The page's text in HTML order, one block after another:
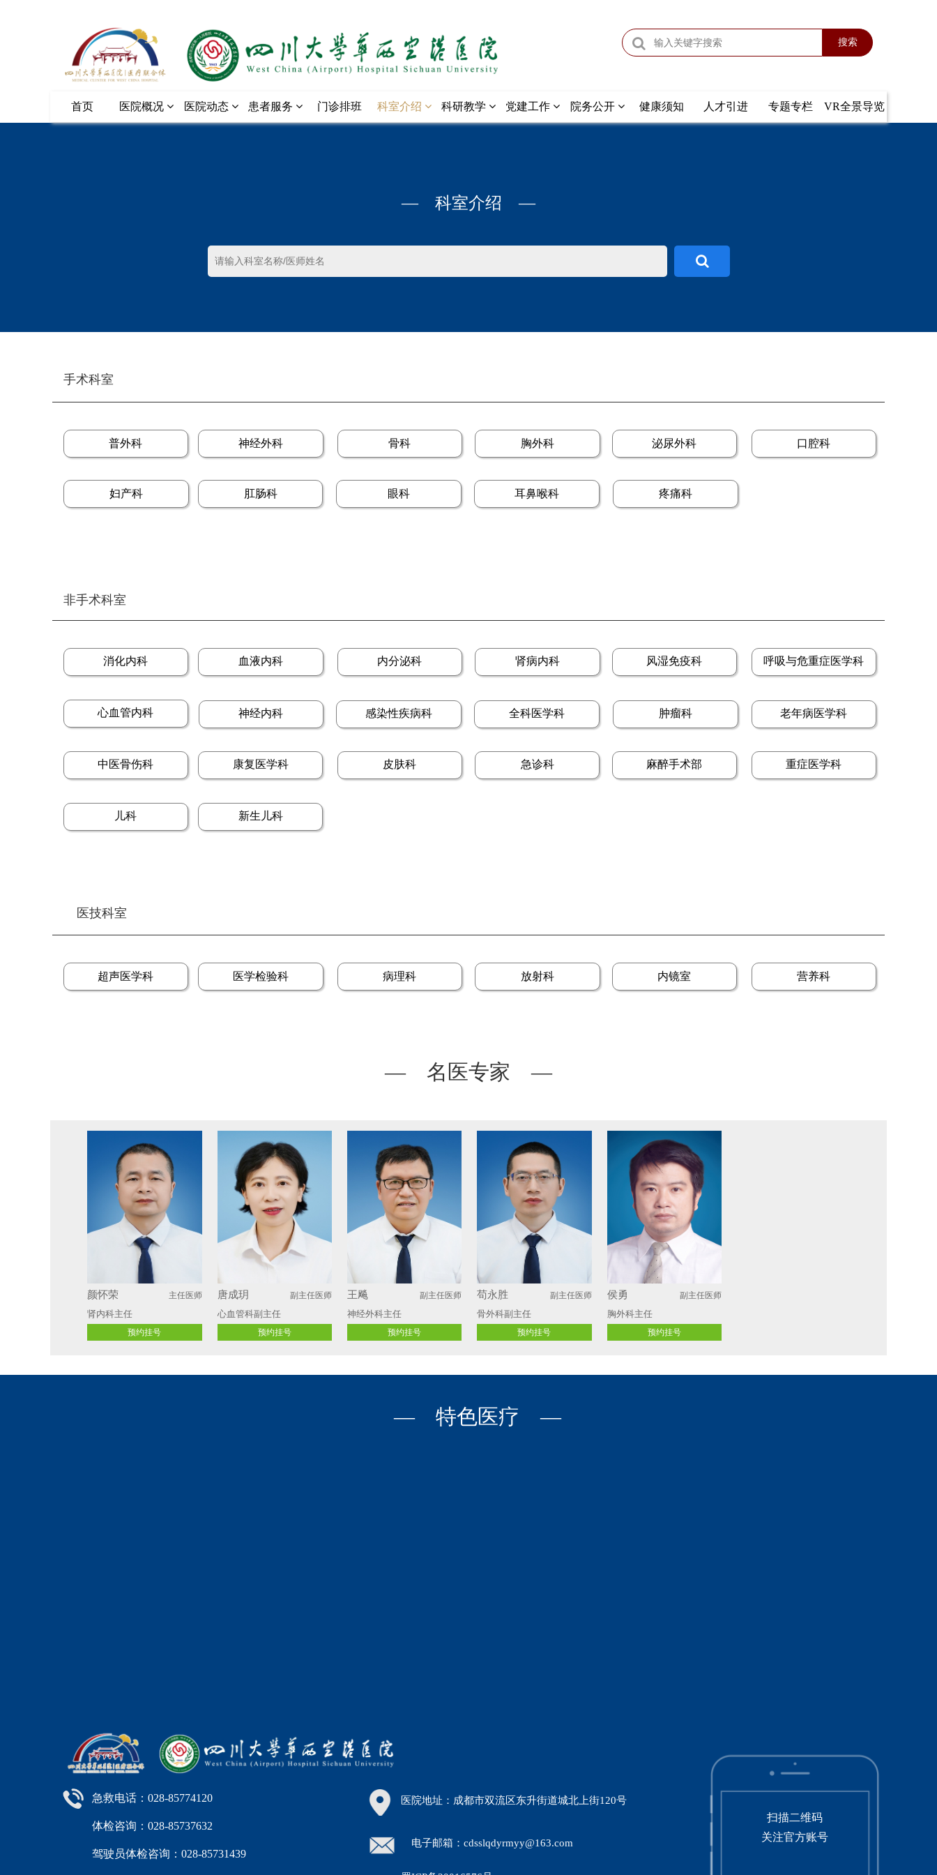
搜索
首页 医院概况 医院动态 患者服务 门诊排班 科室介绍 科研教学 党建工作 院务公开 健康须知 人才引进 专题专栏 VR全景导览
— 科室介绍 —
普外科 神经外科 骨科 胸外科 泌尿外科 口腔科
妇产科 肛肠科 眼科 耳鼻喉科 疼痛科
消化内科 血液内科 内分泌科 肾病内科 风湿免疫科 呼吸与危重症医学科
心血管内科 神经内科 感染性疾病科 全科医学科 肿瘤科 老年病医学科
中医骨伤科 康复医学科 皮肤科 急诊科 麻醉手术部 重症医学科
儿科 新生儿科
非手术科室
超声医学科 医学检验科 病理科 放射科 内镜室 营养科
医技科室
手术科室
— 名医专家 —
颜怀荣 主任医师
肾内科主任
预约挂号
唐成玥 副主任医师
心血管科副主任
预约挂号
王飚 副主任医师
神经外科主任
预约挂号
苟永胜 副主任医师
骨外科副主任
预约挂号
侯勇 副主任医师
胸外科主任
预约挂号
— 特色医疗 —
医院地址：成都市双流区东升街道城北上街120号
电子邮箱：cdsslqdyrmyy@163.com
扫描二维码
关注官方账号
急救电话：028-85774120
体检咨询：028-85737632
驾驶员体检咨询：028-85731439